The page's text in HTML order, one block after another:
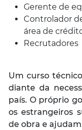
Gerente de
Controlador
área de
Recrutadores
Um curso
diante da
país. O próprio
os estrangeiros
de obra e